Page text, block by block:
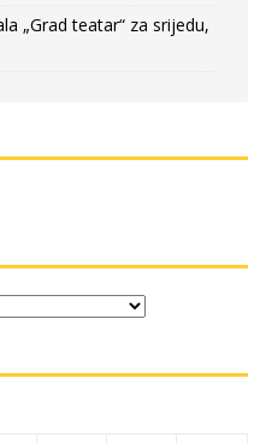
„Grad teatar“ za srijedu,